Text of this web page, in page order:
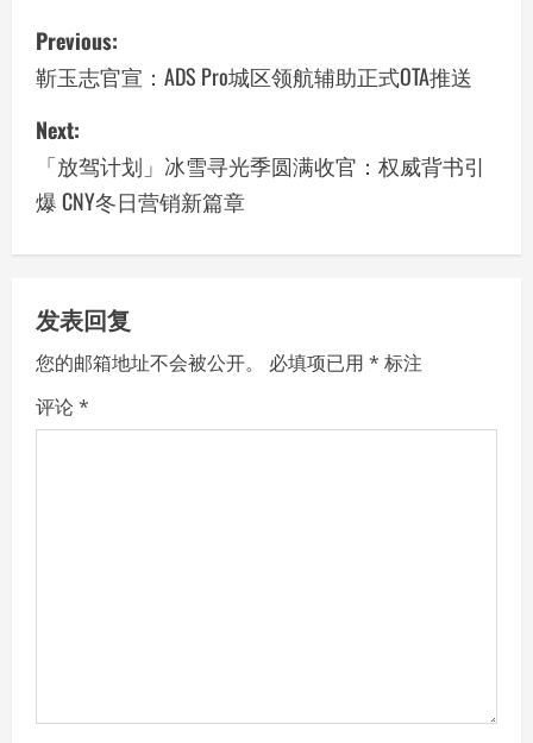
P
o
s
t
n
v
i
g
Previous:
靳玉志官宣：ADS Pro城区领航辅助正式OTA推送
Next:
「放驾计划」冰雪寻光季圆满收官：权威背书引
爆 CNY冬日营销新篇章
发表回复
您的邮箱地址不会被公开。 必填项已用 * 标注
评论*